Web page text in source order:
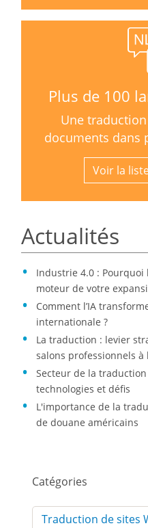
Plus de 100
Une
documents dans
Voir la
Actualités
Industrie 4.0 :
moteur de votre
Comment l’IA
internationale ?
La traduction : levier
salons professionnels à
Secteur de la traduction
technologies et défis
L'importance de la
de douane américains
Catégories
Traduction de sites